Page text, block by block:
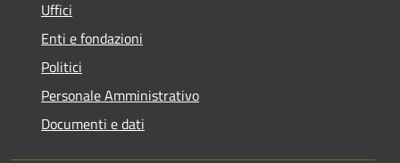
Uffici
Enti e fondazioni
Politici
Personale Amministrativo
Documenti e dati